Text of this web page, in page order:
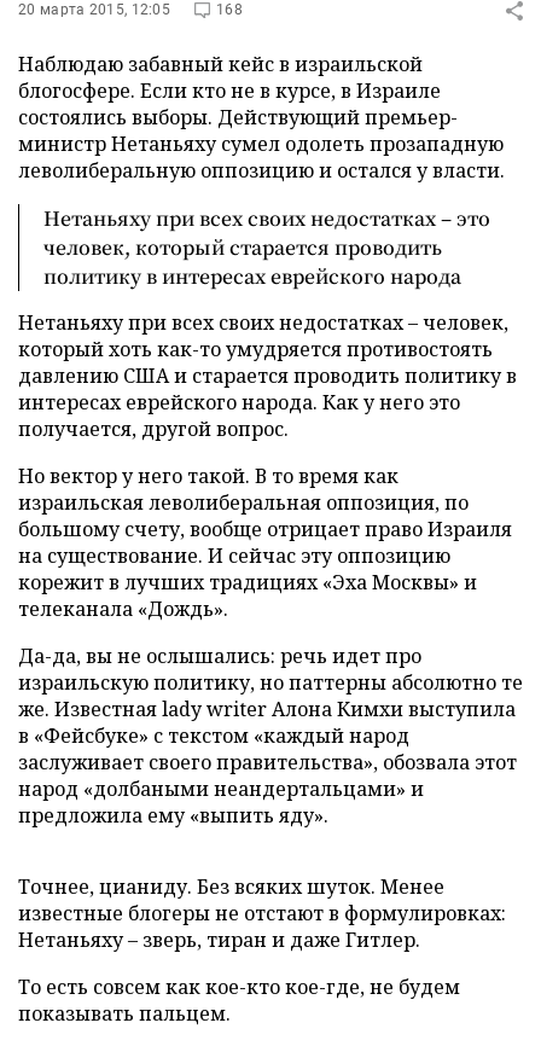
20 марта 2015, 12:05 168
Наблюдаю забавный кейс в израильской
блогосфере. Если кто не в курсе, в Израиле
состоялись выборы. Действующий премьер-
министр Нетаньяху сумел одолеть прозападную
леволиберальную оппозицию и остался у власти.
Нетаньяху при всех своих недостатках – это
человек, который старается проводить
политику в интересах еврейского народа
Нетаньяху при всех своих недостатках – человек,
который хоть как-то умудряется противостоять
давлению США и старается проводить политику в
интересах еврейского народа. Как у него это
получается, другой вопрос.
Но вектор у него такой. В то время как
израильская леволиберальная оппозиция, по
большому счету, вообще отрицает право Израиля
на существование. И сейчас эту оппозицию
корежит в лучших традициях «Эха Москвы» и
телеканала «Дождь».
Да-да, вы не ослышались: речь идет про
израильскую политику, но паттерны абсолютно те
же. Известная lady writer Алона Кимхи выступила
в «Фейсбуке» с текстом «каждый народ
заслуживает своего правительства», обозвала этот
народ «долбаными неандертальцами» и
предложила ему «выпить яду».
Точнее, цианиду. Без всяких шуток. Менее
известные блогеры не отстают в формулировках:
Нетаньяху – зверь, тиран и даже Гитлер.
То есть совсем как кое-кто кое-где, не будем
показывать пальцем.